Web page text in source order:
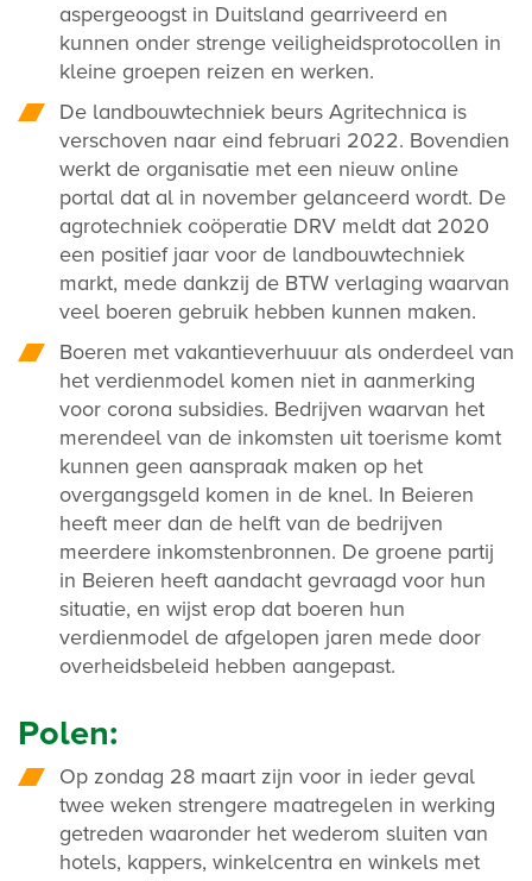
aspergeoogst in Duitsland gearriveerd en
kunnen onder strenge veiligheidsprotocollen in
kleine groepen reizen en werken.
De landbouwtechniek beurs Agritechnica is
verschoven naar eind februari 2022. Bovendien
werkt de organisatie met een nieuw online
portal dat al in november gelanceerd wordt. De
agrotechniek coöperatie DRV meldt dat 2020
een positief jaar voor de landbouwtechniek
markt, mede dankzij de BTW verlaging waarvan
veel boeren gebruik hebben kunnen maken.
Boeren met vakantieverhuuur als onderdeel van
het verdienmodel komen niet in aanmerking
voor corona subsidies. Bedrijven waarvan het
merendeel van de inkomsten uit toerisme komt
kunnen geen aanspraak maken op het
overgangsgeld komen in de knel. In Beieren
heeft meer dan de helft van de bedrijven
meerdere inkomstenbronnen. De groene partij
in Beieren heeft aandacht gevraagd voor hun
situatie, en wijst erop dat boeren hun
verdienmodel de afgelopen jaren mede door
overheidsbeleid hebben aangepast.
Polen:
Op zondag 28 maart zijn voor in ieder geval
twee weken strengere maatregelen in werking
getreden waaronder het wederom sluiten van
hotels, kappers, winkelcentra en winkels met